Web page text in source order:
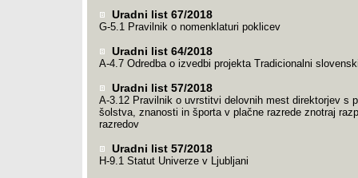
Uradni list 67/2018
G-5.1 Pravilnik o nomenklaturi poklicev
Uradni list 64/2018
A-4.7 Odredba o izvedbi projekta Tradicionalni
Uradni list 57/2018
A-3.12 Pravilnik o uvrstitvi delovnih mest direktorjev s
šolstva, znanosti in športa v plačne razrede znotraj
razredov
Uradni list 57/2018
H-9.1 Statut Univerze v Ljubljani